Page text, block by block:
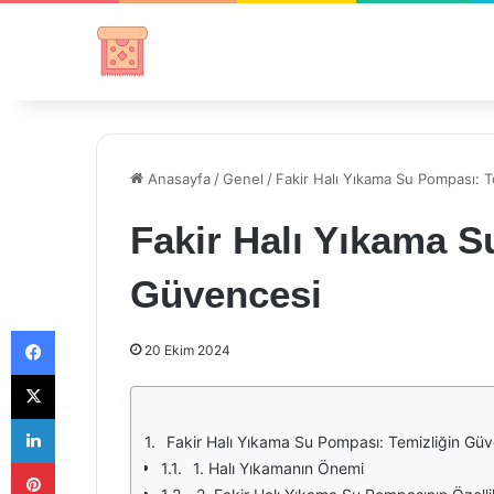
Anasayfa /Genel / Fakir Halı Yıkama Su
Fakir Halı Yıkama
Güvencesi
20 Ekim 2024
Fakir Halı Yıkama Su Pompası: Temizliğin
1. Halı Yıkamanın Önemi
Facebook
X
LinkedIn
Pinterest